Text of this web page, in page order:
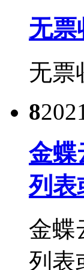
无票
无票
8
金蝶
列表
金蝶
列表